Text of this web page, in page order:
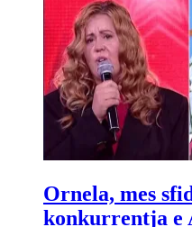
Ornela, mes
konkurrentja e